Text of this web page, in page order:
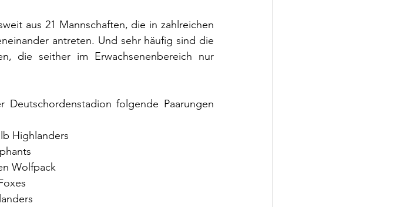
aus 21 Mannschaften, die in zahlreichen
antreten. Und sehr häufig sind die
die seither im Erwachsenenbereich nur
folgende Paarungen
Highlanders
Wolfpack